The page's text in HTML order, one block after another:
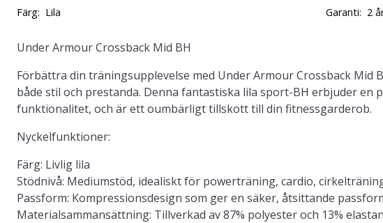
Färg: Lila Garanti: 2
Under Armour Crossback Mid BH
Förbättra din träningsupplevelse med Under Armour Crossback
både stil och prestanda. Denna fantastiska lila sport-BH erbjuder en
funktionalitet, och är ett oumbärligt tillskott till din fitnessgarderob.
Nyckelfunktioner:
Färg: Livlig lila
Stödnivå: Mediumstöd, idealiskt för powerträning, cardio,
Passform: Kompressionsdesign som ger en säker, åtsittande
Materialsammansättning: Tillverkad av 87% polyester och 13%